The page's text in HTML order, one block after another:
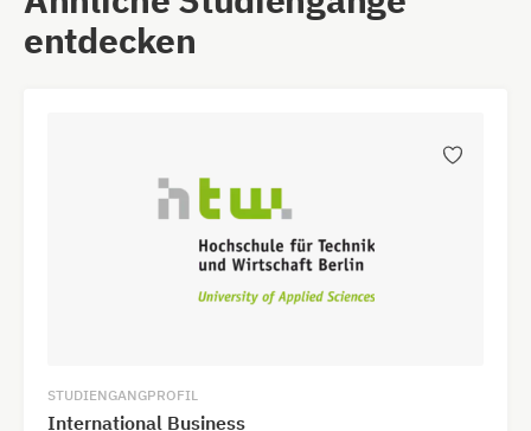
entdecken
STUDIENGANGPROFIL
International Business